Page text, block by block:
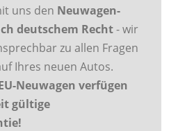
uns den Neuwagen-
deutschem Recht- wir
zu allen Fragen
Ihres neuen Autos.
Neuwagen verfügen
gültige